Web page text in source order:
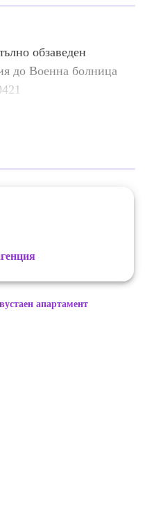
обзаведен
до Военна болница
апартамент